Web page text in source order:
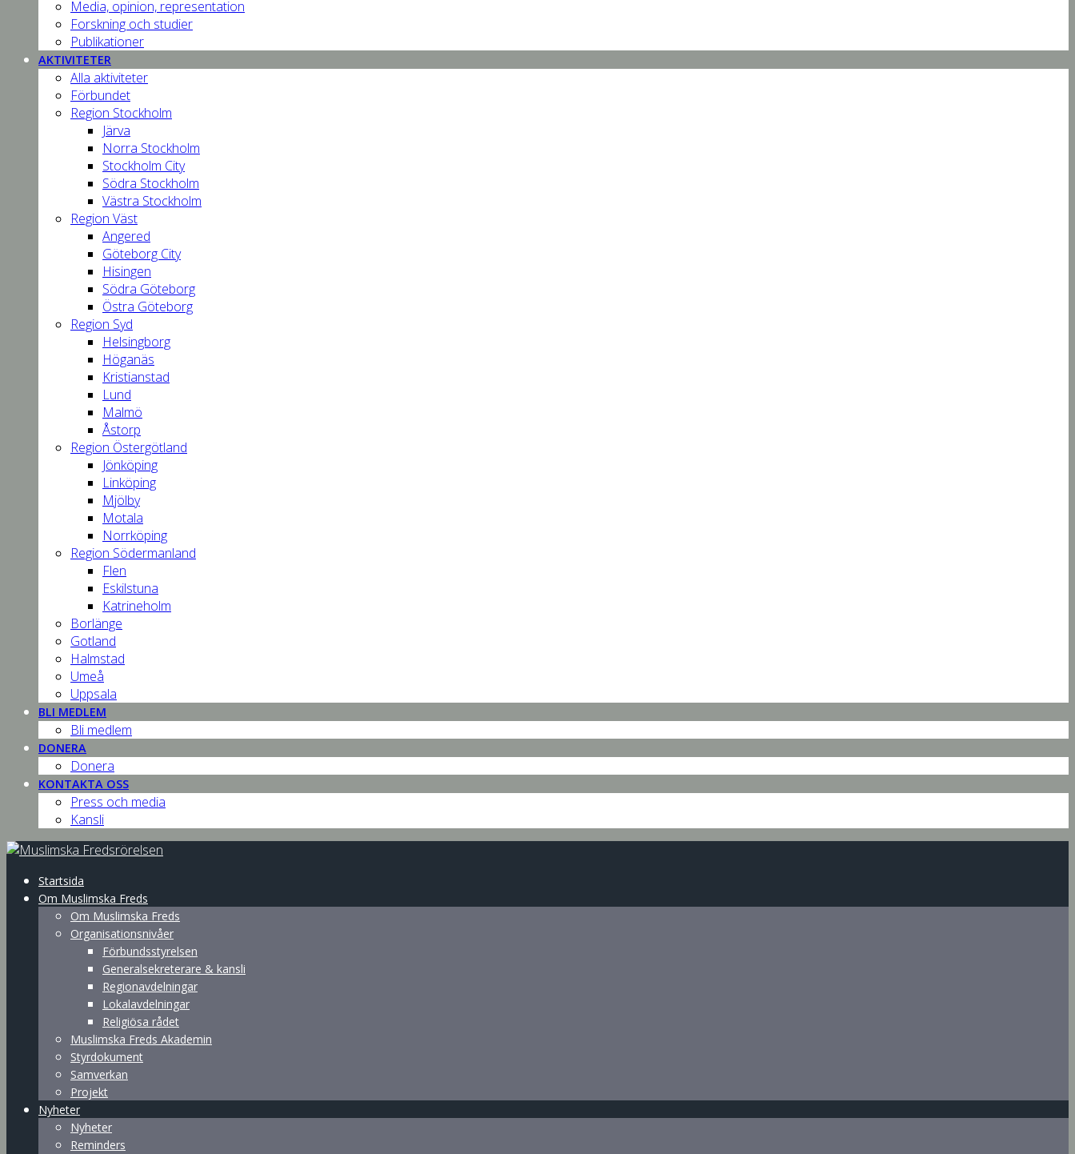
Media, opinion, representation
Forskning och studier
Publikationer
AKTIVITETER
Alla aktiviteter
Förbundet
Region Stockholm
Järva
Norra Stockholm
Stockholm City
Södra Stockholm
Västra Stockholm
Region Väst
Angered
Göteborg City
Hisingen
Södra Göteborg
Östra Göteborg
Region Syd
Helsingborg
Höganäs
Kristianstad
Lund
Malmö
Åstorp
Region Östergötland
Jönköping
Linköping
Mjölby
Motala
Norrköping
Region Södermanland
Flen
Eskilstuna
Katrineholm
Borlänge
Gotland
Halmstad
Umeå
Uppsala
BLI MEDLEM
Bli medlem
DONERA
Donera
KONTAKTA OSS
Press och media
Kansli
Startsida
Om Muslimska Freds
Om Muslimska Freds
Organisationsnivåer
Förbundsstyrelsen
Generalsekreterare & kansli
Regionavdelningar
Lokalavdelningar
Religiösa rådet
Muslimska Freds Akademin
Styrdokument
Samverkan
Projekt
Nyheter
Nyheter
Reminders